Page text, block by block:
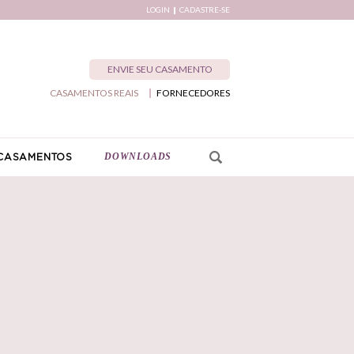
LOGIN CADASTRE-SE
ENVIE SEU CASAMENTO
FORNECEDORES
CASAMENTOS REAIS
DOWNLOADS